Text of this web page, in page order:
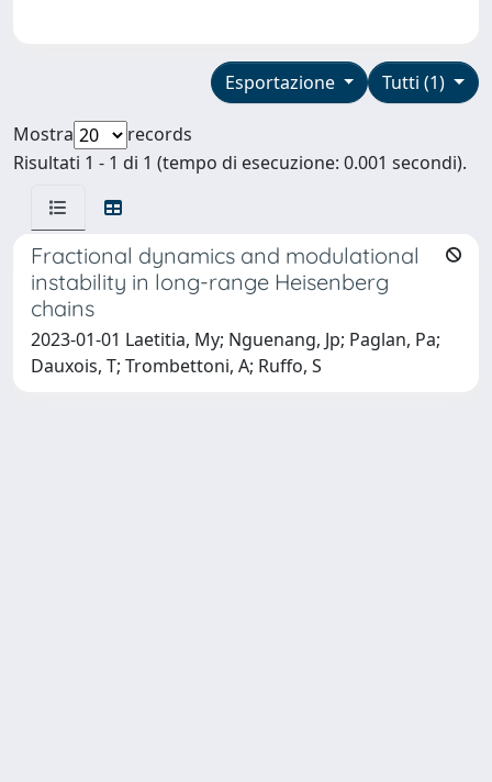
Tutti (1)
Esportazione
Mostra
records
Risultati 1 - 1 di 1 (tempo di esecuzione: 0.001 secondi).
Fractional dynamics and modulational
instability in long-range Heisenberg
chains
2023-01-01 Laetitia, My; Nguenang, Jp; Paglan, Pa;
Dauxois, T; Trombettoni, A; Ruffo, S